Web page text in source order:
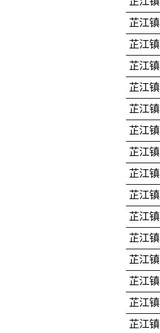
芷江镇
芷江镇
芷江镇
芷江镇
芷江镇
芷江镇
芷江镇
芷江镇
芷江镇
芷江镇
芷江镇
芷江镇
芷江镇
芷江镇
芷江镇